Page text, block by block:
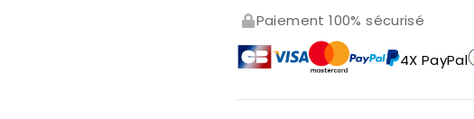
Paiement 100% sécurisé
4X PayPal